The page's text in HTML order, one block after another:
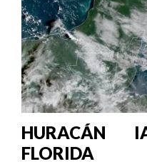
HURACÁN
FLORIDA